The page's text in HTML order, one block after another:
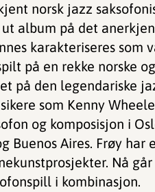
norsk jazz
album på det
karakteriseres som
på en rekke norske
på den legendariske
som Kenny
og komposisjon i
Buenos Aires. Frøy
Nå
i kombinasjon.